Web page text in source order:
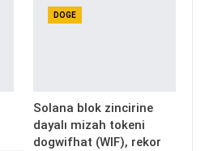
DOGE
Solana blok zincirine
dayalı mizah tokeni
dogwifhat (WIF), rekor